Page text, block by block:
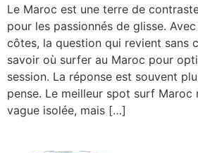
Le Maroc est une terre de
pour les passionnés de glisse.
côtes, la question qui revient sans
savoir où surfer au Maroc pour
session. La réponse est souvent
pense. Le meilleur spot surf Maroc
vague isolée, mais […]